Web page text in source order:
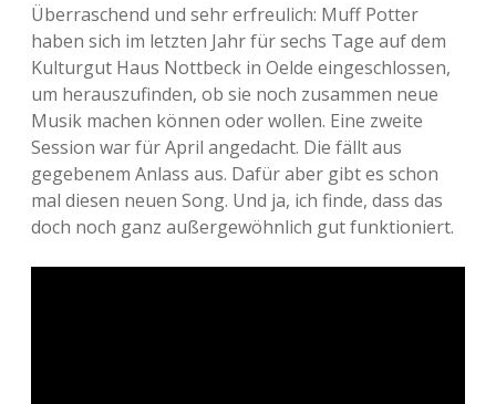
Überraschend und sehr erfreulich: Muff Potter
haben sich im letzten Jahr für sechs Tage auf dem
Kulturgut Haus Nottbeck in Oelde eingeschlossen,
um herauszufinden, ob sie noch zusammen neue
Musik machen können oder wollen. Eine zweite
Session war für April angedacht. Die fällt aus
gegebenem Anlass aus. Dafür aber gibt es schon
mal diesen neuen Song. Und ja, ich finde, dass das
doch noch ganz außergewöhnlich gut funktioniert.